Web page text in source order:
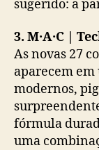
sugerido: a
3. M·A·C |
As novas 27
aparecem em
modernos,
fórmula
uma